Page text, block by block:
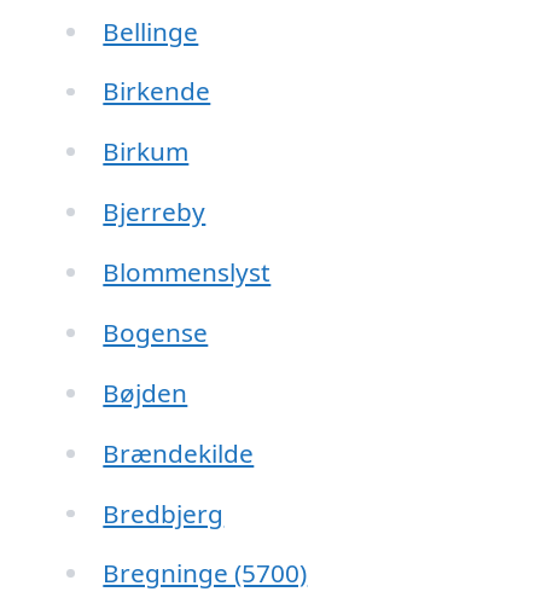
Bellinge
Birkende
Birkum
Bjerreby
Blommenslyst
Bogense
Bøjden
Brændekilde
Bredbjerg
Bregninge (5700)